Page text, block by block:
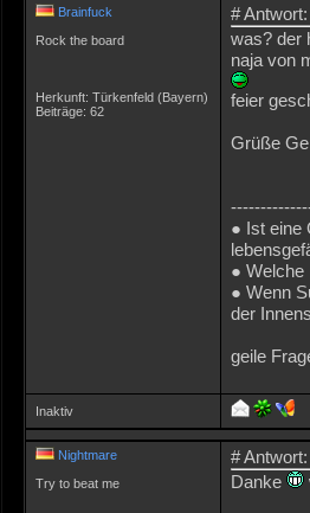
Brainfuck
Rock the board
Herkunft: Türkenfeld (Bayern)
Beiträge: 62
#
was? der
naja von
feier
Grüße
● Ist eine
● Welche
● Wenn
der
geile
Inaktiv
Nightmare
Try to beat me
#
Danke